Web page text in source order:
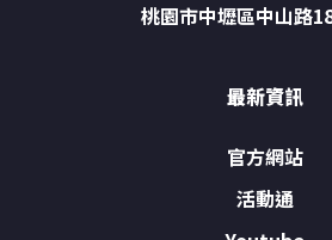
桃園市中壢區中山路
最新資訊
官方網站
活動通